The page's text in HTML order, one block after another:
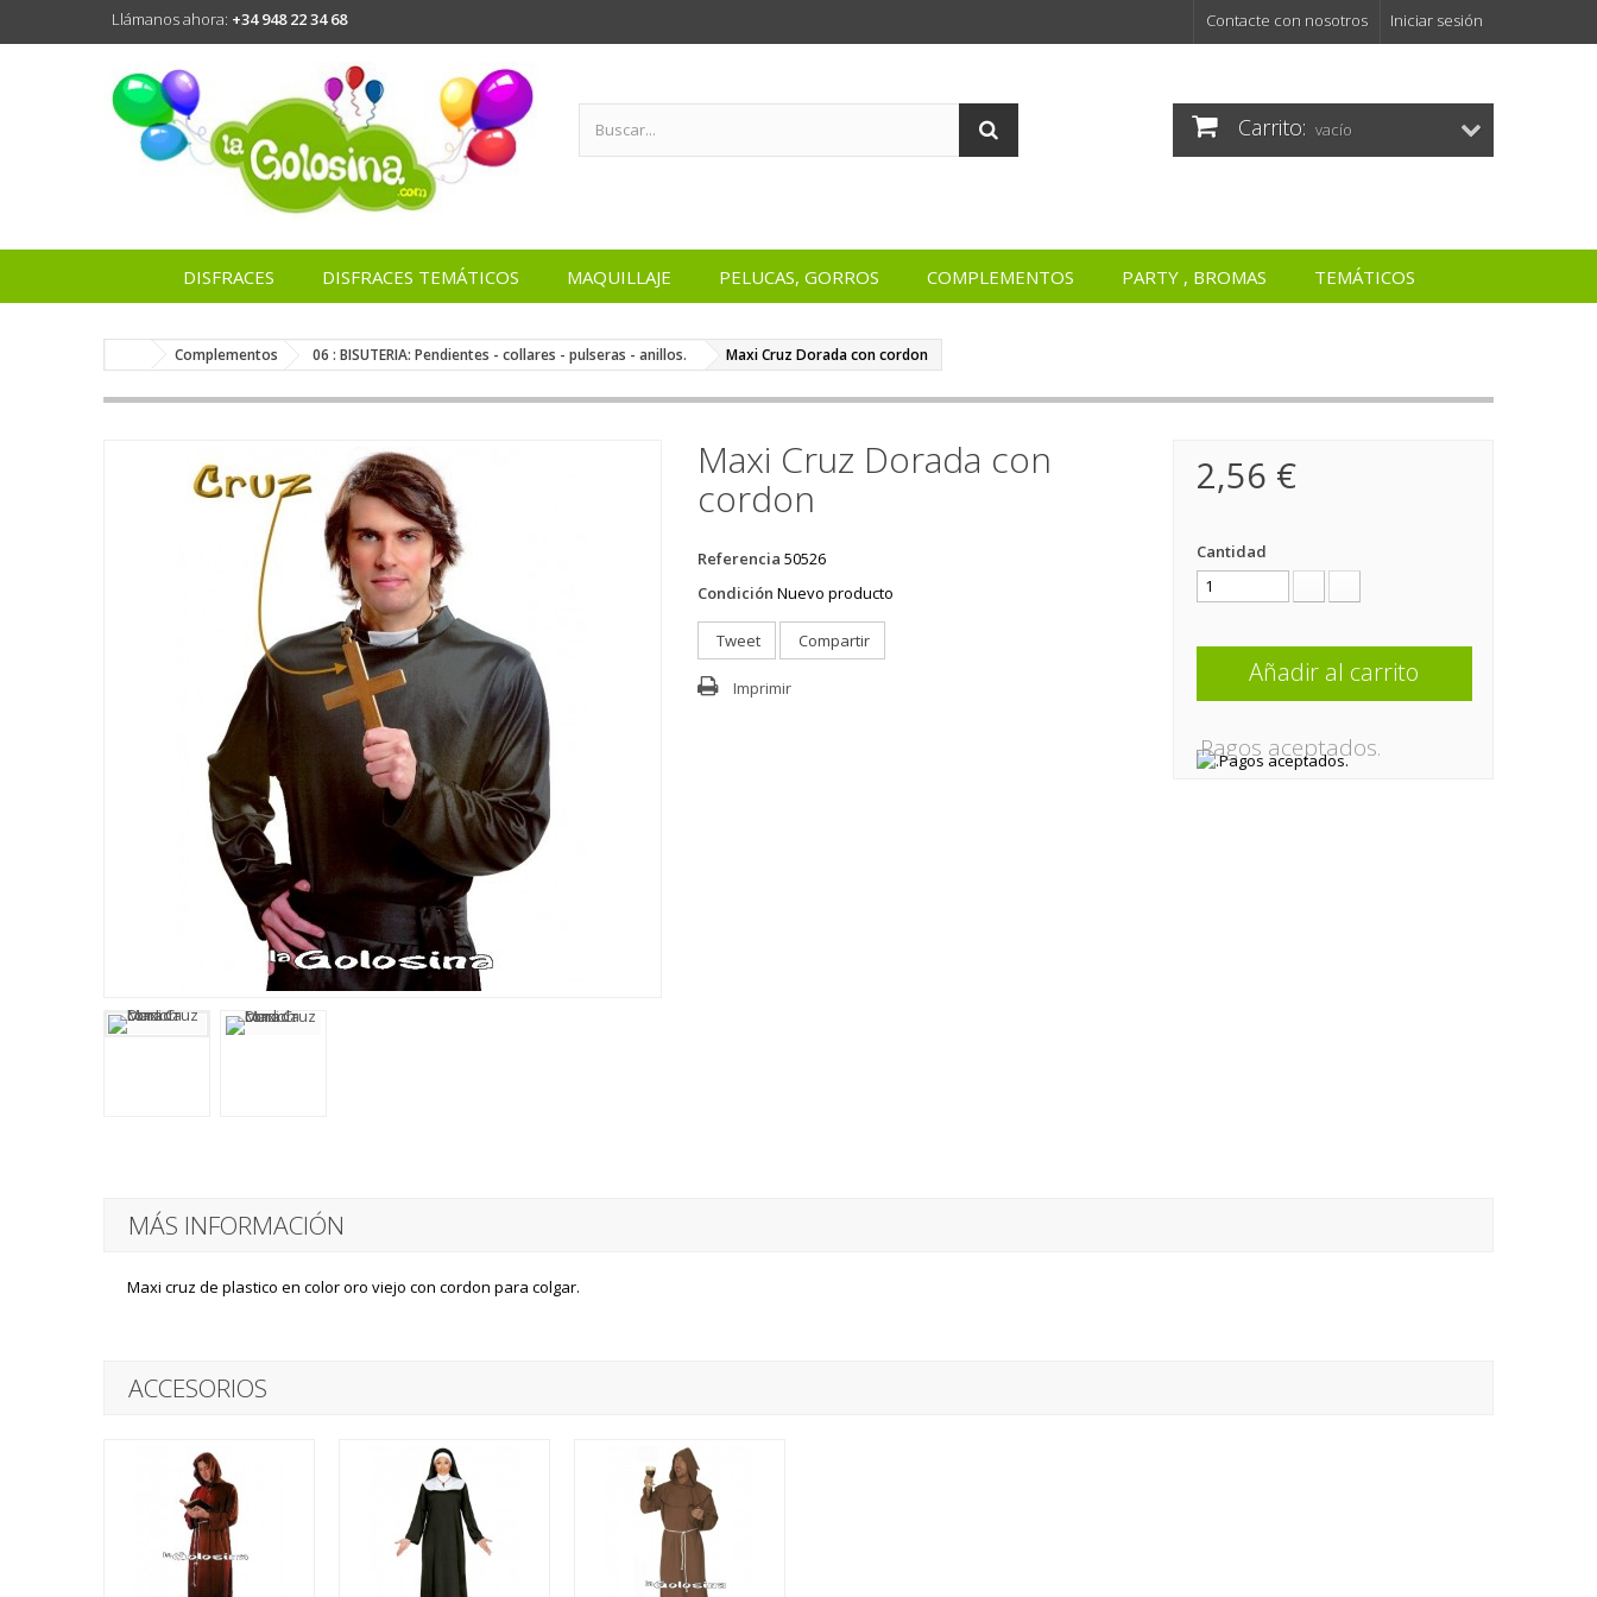
Iniciar sesión
Contacte con nosotros
Llámanos ahora: +34 948 22 34 68
Carrito: vacío
DISFRACES DISFRACES TEMÁTICOS MAQUILLAJE PELUCAS, GORROS COMPLEMENTOS PARTY , BROMAS TEMÁTICOS
Complementos 06 : BISUTERIA: Pendientes - collares - pulseras - anillos. Maxi Cruz Dorada con cordon
Maxi Cruz Dorada con
cordon
Referencia 50526
Condición Nuevo producto
Tweet Compartir
Imprimir
2,56 €
Cantidad
Añadir al carrito
.Pagos aceptados.
MÁS INFORMACIÓN
Maxi cruz de plastico en color oro viejo con cordon para colgar.
ACCESORIOS